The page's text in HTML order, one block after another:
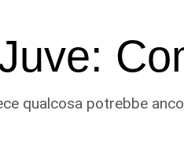
qualcosa potrebbe